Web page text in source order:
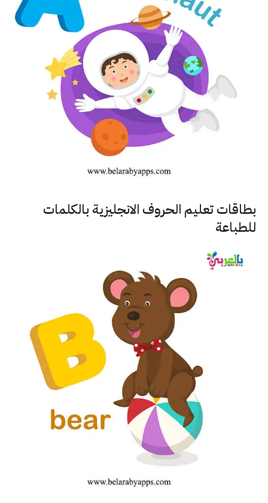
بطاقات تعليم الحروف الانجليزية بالكلمات
للطباعة